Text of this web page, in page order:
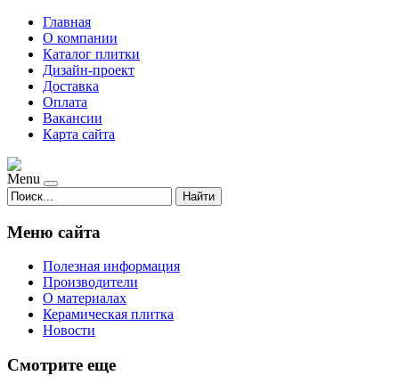
Главная
О компании
Каталог плитки
Дизайн-проект
Доставка
Оплата
Вакансии
Карта сайта
Menu
Найти
Меню сайта
Полезная информация
Производители
О материалах
Керамическая плитка
Новости
Смотрите еще